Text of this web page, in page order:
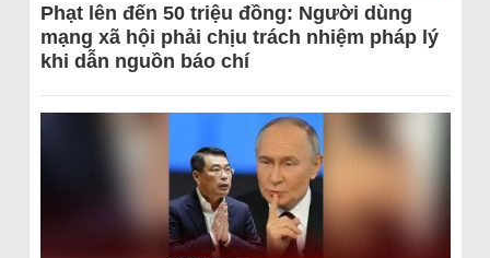
Phạt lên đến 50 triệu đồng: Người dùng
mạng xã hội phải chịu trách nhiệm pháp lý
khi dẫn nguồn báo chí